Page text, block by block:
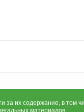
за их содержание, в том
материалов